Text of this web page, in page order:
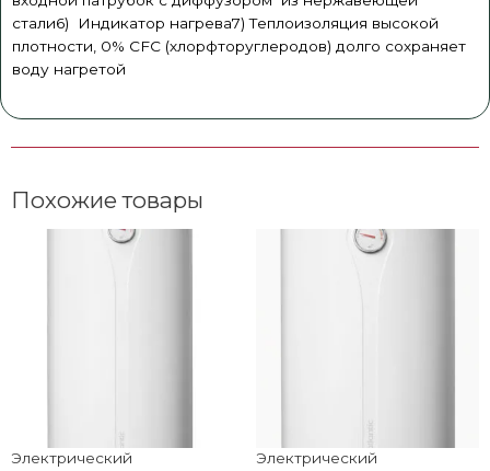
стали6) Индикатор нагрева7) Теплоизоляция высокой
плотности, 0% CFC (хлорфторуглеродов) долго сохраняет
воду нагретой
Похожие товары
Электрический
Электрический